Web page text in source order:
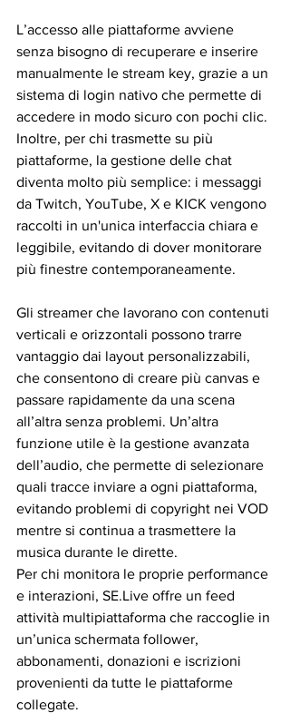
L’accesso alle piattaforme avviene
senza bisogno di recuperare e inserire
manualmente le stream key, grazie a un
sistema di login nativo che permette di
accedere in modo sicuro con pochi clic.
Inoltre, per chi trasmette su più
piattaforme, la gestione delle chat
diventa molto più semplice: i messaggi
da Twitch, YouTube, X e KICK vengono
raccolti in un'unica interfaccia chiara e
leggibile, evitando di dover monitorare
più finestre contemporaneamente.
Gli streamer che lavorano con contenuti
verticali e orizzontali possono trarre
vantaggio dai layout personalizzabili,
che consentono di creare più canvas e
passare rapidamente da una scena
all’altra senza problemi. Un’altra
funzione utile è la gestione avanzata
dell’audio, che permette di selezionare
quali tracce inviare a ogni piattaforma,
evitando problemi di copyright nei VOD
mentre si continua a trasmettere la
musica durante le dirette.
Per chi monitora le proprie performance
e interazioni, SE.Live offre un feed
attività multipiattaforma che raccoglie in
un’unica schermata follower,
abbonamenti, donazioni e iscrizioni
provenienti da tutte le piattaforme
collegate.